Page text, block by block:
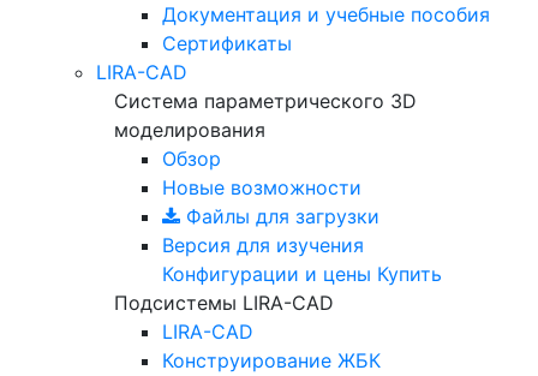
Документация и учебные пособия
Сертификаты
LIRA-CAD
Система параметрического 3D
моделирования
Обзор
Новые возможности
Файлы для загрузки
Версия для изучения
Конфигурации и цены Купить
Подсистемы LIRA-CAD
LIRA-CAD
Конструирование ЖБК